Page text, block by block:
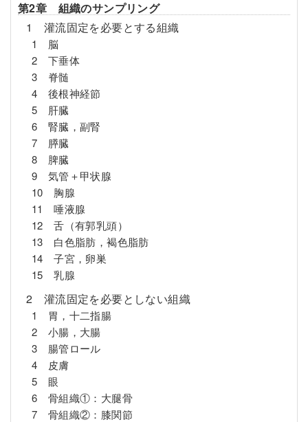
第2章 組織のサンプリング
1 灌流固定を必要とする組織
1 脳
2 下垂体
3 脊髄
4 後根神経節
5 肝臓
6 腎臓，副腎
7 膵臓
8 脾臓
9 気管＋甲状腺
10 胸腺
11 唾液腺
12 舌（有郭乳頭）
13 白色脂肪，褐色脂肪
14 子宮，卵巣
15 乳腺
2 灌流固定を必要としない組織
1 胃，十二指腸
2 小腸，大腸
3 腸管ロール
4 皮膚
5 眼
6 骨組織①：大腿骨
7 骨組織②：膝関節